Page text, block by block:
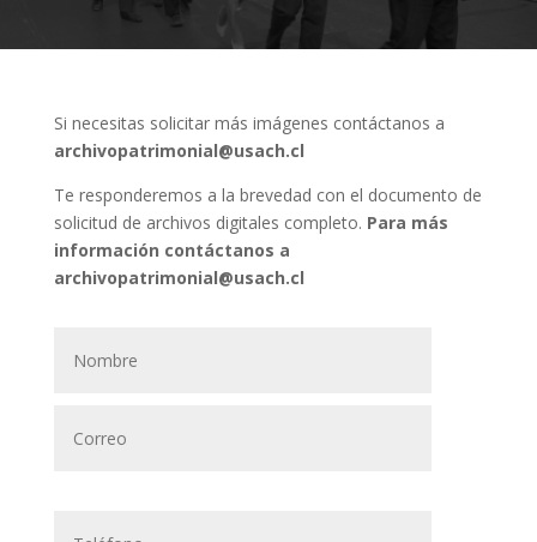
Si necesitas solicitar más imágenes contáctanos a
archivopatrimonial@usach.cl
Te responderemos a la brevedad con el documento de
solicitud de archivos digitales completo. Para más
información contáctanos a
archivopatrimonial@usach.cl